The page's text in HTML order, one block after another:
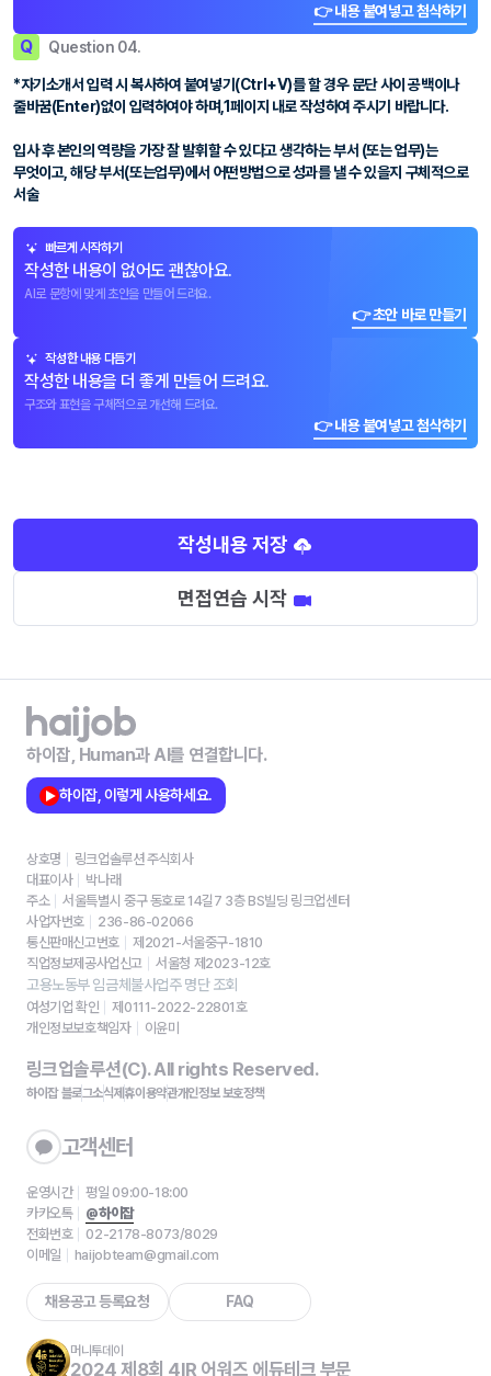
👉 내용 붙여넣고 첨삭하기
Q Question 04.
*자기소개서 입력 시 복사하여 붙여넣기(Ctrl+V)를 할 경우 문단 사이 공백이나
줄바꿈(Enter)없이 입력하여야 하며,1페이지 내로 작성하여 주시기 바랍니다.
입사 후 본인의 역량을 가장 잘 발휘할 수 있다고 생각하는 부서 (또는 업무)는
무엇이고, 해당 부서(또는업무)에서 어떤방법으로 성과를 낼 수 있을지 구체적으로
서술
빠르게 시작하기
작성한 내용이 없어도 괜찮아요.
AI로 문항에 맞게 초안을 만들어 드려요.
👉 초안 바로 만들기
작성한 내용 다듬기
작성한 내용을 더 좋게 만들어 드려요.
구조와 표현을 구체적으로 개선해 드려요.
👉 내용 붙여넣고 첨삭하기
작성내용 저장
면접연습 시작
하이잡, Human과 AI를 연결합니다.
하이잡, 이렇게 사용하세요.
상호명
링크업솔루션 주식회사
대표이사
박나래
주소
서울특별시 중구 동호로 14길7 3층 BS빌딩 링크업센터
사업자번호
236-86-02066
통신판매신고번호
제2021-서울중구-1810
직업정보제공사업신고
서울청 제2023-12호
고용노동부 임금체불사업주 명단 조회
여성기업 확인
제0111-2022-22801호
개인정보보호책임자
이윤미
링크업솔루션(C). All rights Reserved.
하이잡 블로그소식제휴이용약관개인정보 보호정책
고객센터
운영시간
평일 09:00-18:00
카카오톡
@하이잡
전화번호
02-2178-8073/8029
이메일
haijobteam@gmail.com
채용공고 등록요청 FAQ
머니투데이
2024 제8회 4IR 어워즈 에듀테크 부문